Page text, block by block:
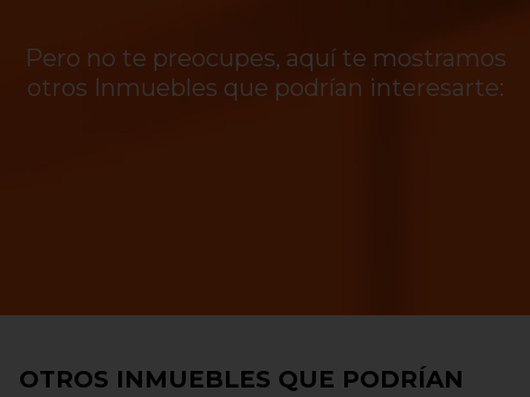
Pero no te preocupes, aquí te mostramos
otros Inmuebles que podrían interesarte:
OTROS INMUEBLES QUE PODRÍAN